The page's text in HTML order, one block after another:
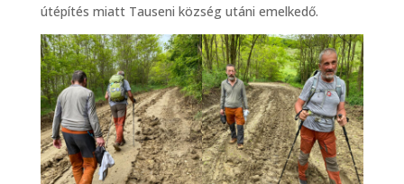
útépítés miatt Tauseni község utáni emelkedő.